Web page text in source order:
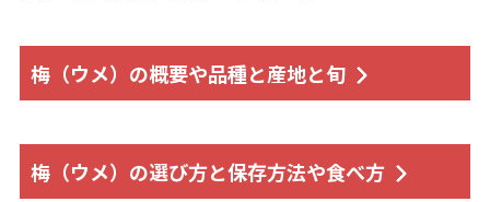
梅（ウメ）の概要や品種と産地と旬
梅（ウメ）の選び方と保存方法や食べ方